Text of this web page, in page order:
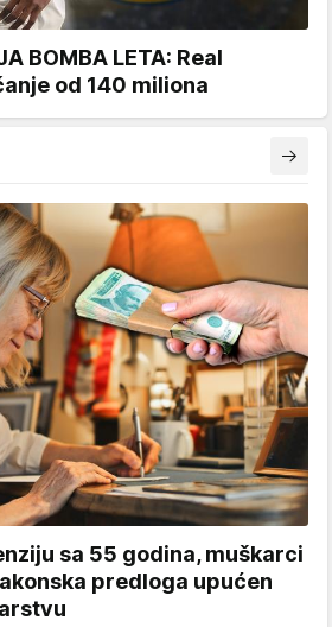
BOMBA LETA: Real
od 140 miliona
sa 55 godina, muškarci
predloga upućen